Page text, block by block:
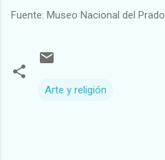
Fuente: Museo Nacional del Prado
Arte y religión